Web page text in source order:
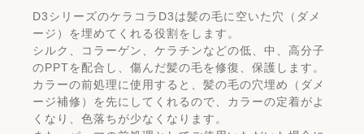
D3シリーズのケラコラD3は髪の毛に空いた穴（ダメ
ージ）を埋めてくれる役割をします。
シルク、コラーゲン、ケラチンなどの低、中、高分子
のPPTを配合し、傷んだ髪の毛を修復、保護します。
カラーの前処理に使用すると、髪の毛の穴埋め（ダメ
ージ補修）を先にしてくれるので、カラーの定着がよ
くなり、色落ちが少なくなります。